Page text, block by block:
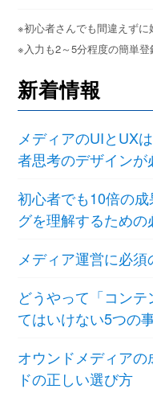
※初心者さんでも間違えずに
※入力も2～5分程度の簡単登
新着情報
メディアのUIとUX
者思考のデザインが
初心者でも10倍の
グを理解するための
メディア運営に必
どうやって「コン
てはいけない5つの
オウンドメディア
ドの正しい選び方